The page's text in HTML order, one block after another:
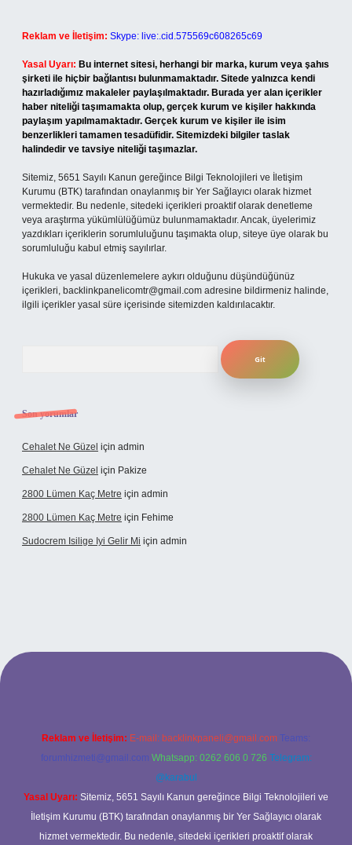
Reklam ve İletişim: Skype: live:.cid.575569c608265c69
Yasal Uyarı: Bu internet sitesi, herhangi bir marka, kurum veya şahıs
şirketi ile hiçbir bağlantısı bulunmamaktadır. Sitede yalnızca kendi
hazırladığımız makaleler paylaşılmaktadır. Burada yer alan içerikler
haber niteliği taşımamakta olup, gerçek kurum ve kişiler hakkında
paylaşım yapılmamaktadır. Gerçek kurum ve kişiler ile isim
benzerlikleri tamamen tesadüfidir. Sitemizdeki bilgiler taslak
halindedir ve tavsiye niteliği taşımazlar.
Sitemiz, 5651 Sayılı Kanun gereğince Bilgi Teknolojileri ve İletişim
Kurumu (BTK) tarafından onaylanmış bir Yer Sağlayıcı olarak hizmet
vermektedir. Bu nedenle, sitedeki içerikleri proaktif olarak denetleme
veya araştırma yükümlülüğümüz bulunmamaktadır. Ancak, üyelerimiz
yazdıkları içeriklerin sorumluluğunu taşımakta olup, siteye üye olarak bu
sorumluluğu kabul etmiş sayılırlar.
Hukuka ve yasal düzenlemelere aykırı olduğunu düşündüğünüz
içerikleri, backlinkpanelicomtr@gmail.com adresine bildirmeniz halinde,
ilgili içerikler yasal süre içerisinde sitemizden kaldırılacaktır.
Son yorumlar
Cehalet Ne Güzel için admin
Cehalet Ne Güzel için Pakize
2800 Lümen Kaç Metre için admin
2800 Lümen Kaç Metre için Fehime
Sudocrem Isilige Iyi Gelir Mi için admin
Reklam ve İletişim: E-mail: backlinkpaneli@gmail.com Teams:
forumhizmeti@gmail.com Whatsapp: 0262 606 0 726 Telegram:
@karabul
Yasal Uyarı: Sitemiz, 5651 Sayılı Kanun gereğince Bilgi Teknolojileri ve
İletişim Kurumu (BTK) tarafından onaylanmış bir Yer Sağlayıcı olarak
hizmet vermektedir. Bu nedenle, sitedeki içerikleri proaktif olarak